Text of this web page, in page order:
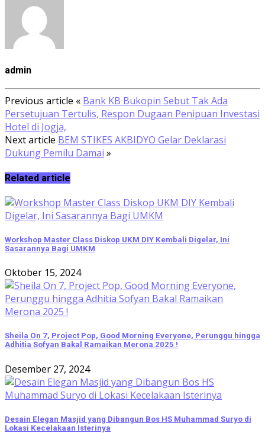
admin
Previous article « Bank KB Bukopin Sebut Tak Ada
Persetujuan Tertulis, Respon Dugaan Penipuan Investasi
Hotel di Jogja,
Next article BEM STIKES AKBIDYO Gelar Deklarasi
Dukung Pemilu Damai »
Related article
Workshop Master Class Diskop UKM DIY Kembali Digelar, Ini
Sasarannya Bagi UMKM
Oktober 15, 2024
Sheila On 7, Project Pop, Good Morning Everyone, Perunggu hingga
Adhitia Sofyan Bakal Ramaikan Merona 2025 !
Desember 27, 2024
Desain Elegan Masjid yang Dibangun Bos HS Muhammad Suryo di
Lokasi Kecelakaan Isterinya